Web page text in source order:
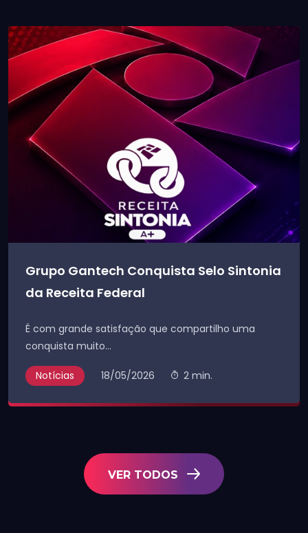
Grupo Gantech Conquista Selo Sintonia
da Receita Federal
É com grande satisfação que compartilho uma
conquista muito...
Notícias 18/05/2026 2 min.
VER TODOS